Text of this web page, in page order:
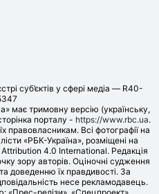
суб’єктів у сфері медіа — R40-
має тримовну версію (українську,
порталу - https://www.rbc.ua.
правовласникам. Всі фотографії на
«РБК-Україна», розміщені на
Attribution 4.0 International. Редакція
зору авторів. Оціночні судження
доведенню їх правдивості. За
несе рекламодавець.